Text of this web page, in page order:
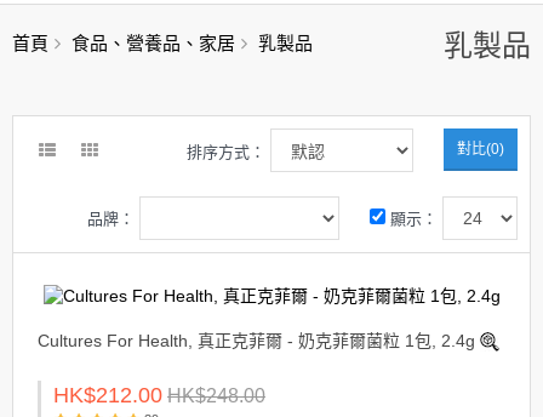
首頁 食品、營養品、家居 乳製品 乳製品
對比(0)
排序方式：
顯示：
品牌：
Cultures For Health, 真正克菲爾 - 奶克菲爾菌粒 1包, 2.4g
HK$212.00 HK$248.00